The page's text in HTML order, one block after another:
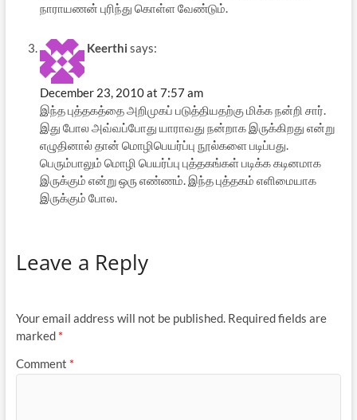
நாராயணன் புரிந்து கொள்ள வேண்டும்.
Keerthi says:
December 23, 2010 at 7:57 am
இந்த புத்தகத்தை அறிமுகப் படுத்தியதற்கு மிக்க நன்றி சார்.
இது போல அவ்வப்போது யாராவது நன்றாக இருக்கிறது என்று
எழுதினால் தான் மொழிபெயர்ப்பு நூல்களை படிப்பது.
பெரும்பாலும் மொழி பெயர்ப்பு புத்தகங்கள் படிக்க கடினமாக
இருக்கும் என்று ஒரு எண்ணம். இந்த புத்தகம் எளிமையாக
இருக்கும் போல.
Leave a Reply
Your email address will not be published. Required fields are
marked *
Comment *